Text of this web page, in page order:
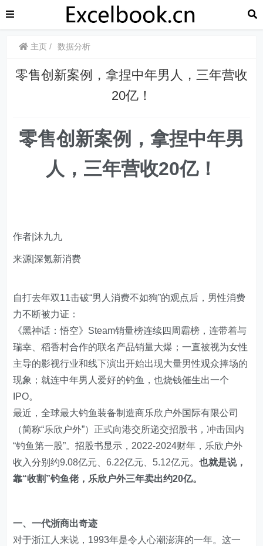
主页 数据分析
​​零售创新案例，拿捏中年男人，三年营收
20亿！
​​零售创新案例，拿捏中年男
人，三年营收20亿！
作者|沐九九
​来源|深氪新消费
自打去年双11击破“男人消费不如狗”的观点后，男性消费
力不断被力证：
《黑神话：悟空》Steam销量榜连续四周霸榜，连带着与
瑞幸、稻香村合作的联名产品销量大爆；一直被视为女性
主导的影视行业和线下演出开始出现大量男性观众捧场的
现象；就连中年男人爱好的钓鱼，也烧钱催生出一个
IPO。
最近，全球最大钓鱼装备制造商乐欣户外国际有限公司
（简称“乐欣户外”）正式向港交所递交招股书，冲击国内
“钓鱼第一股”。招股书显示，2022-2024财年，乐欣户外
收入分别约9.08亿元、6.22亿元、5.12亿元。也就是说，
靠“收割”钓鱼佬，乐欣户外三年卖出约20亿。
一、一代浙商出奇迹
对于浙江人来说，1993年是令人心潮澎湃的一年。这一